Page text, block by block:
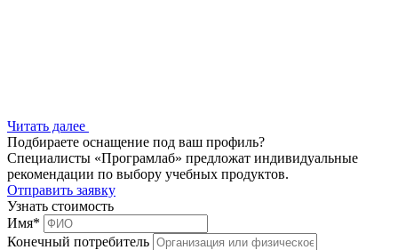
Читать далее
Подбираете оснащение под ваш профиль?
Специалисты «Програмлаб» предложат индивидуальные
рекомендации по выбору учебных продуктов.
Отправить заявку
Узнать стоимость
Имя*
Конечный потребитель